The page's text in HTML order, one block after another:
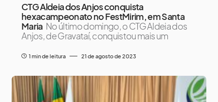
CTG Aldeia dos Anjos conquista
hexacampeonato no FestMirim, em Santa
Maria No último domingo, o CTG Aldeia dos
Anjos, de Gravataí, conquistou mais um
1 min de leitura 21 de agosto de 2023